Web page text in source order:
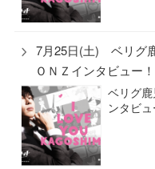
7月25日(土) ベリグ
ＯＮＺインタビュー！
ベリグ
ンタビ